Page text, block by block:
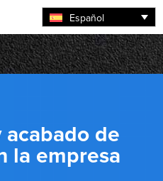
Español
de
la empresa